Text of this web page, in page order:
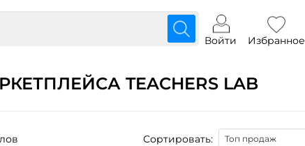
Войти Избранное
TEACHERS LAB
Сортировать: